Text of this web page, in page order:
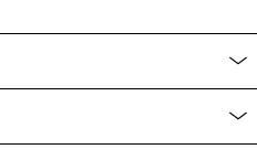
сделав всего пару кликов на
нашего магазина У Вас есть
авто. Мы с радостью
на Ваши вопросы.